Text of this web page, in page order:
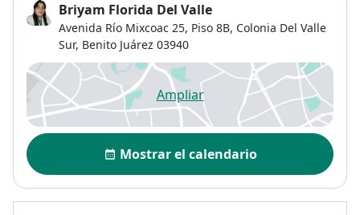
Briyam Florida Del Valle
Avenida Río Mixcoac 25, Piso 8B, Colonia Del Valle
Sur, Benito Juárez 03940
Ampliarse abre en una nueva
Disponibilidad
Mostrar el calendario